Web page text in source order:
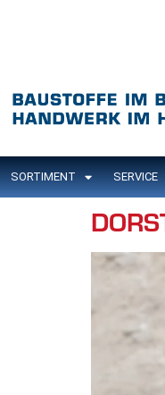
SORTIMENT SERVICE